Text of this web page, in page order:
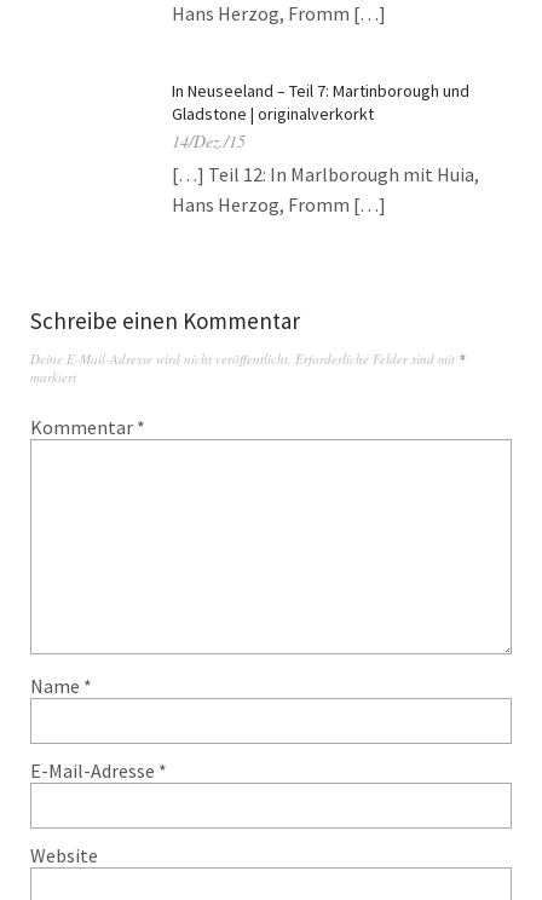
Hans Herzog, Fromm […]
In Neuseeland – Teil 7: Martinborough und
Gladstone | originalverkorkt
14/Dez./15
[…] Teil 12: In Marlborough mit Huia,
Hans Herzog, Fromm […]
Schreibe einen Kommentar
Deine E-Mail-Adresse wird nicht veröffentlicht. Erforderliche Felder sind mit *
markiert
Kommentar *
Name *
E-Mail-Adresse *
Website